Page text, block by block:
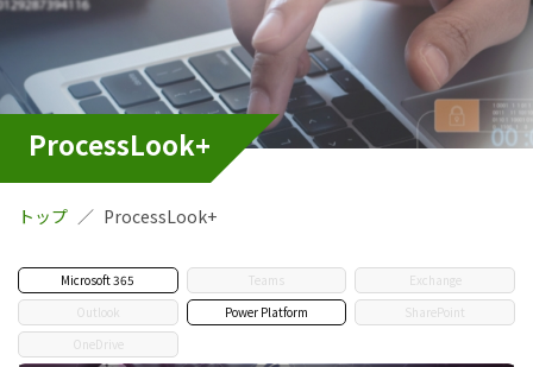
ProcessLook+
トップ ProcessLook+
Microsoft 365 Teams
Exchange
Outlook
Power Platform
SharePoint
OneDrive